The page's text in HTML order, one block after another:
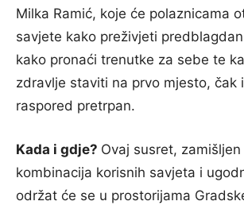
Milka Ramić, koje će polaznicama
savjete kako preživjeti
kako pronaći trenutke za sebe te
zdravlje staviti na prvo mjesto, čak
raspored pretrpan.
Kada i gdje? Ovaj susret, zamišljen
kombinacija korisnih savjeta i
održat će se u prostorijama